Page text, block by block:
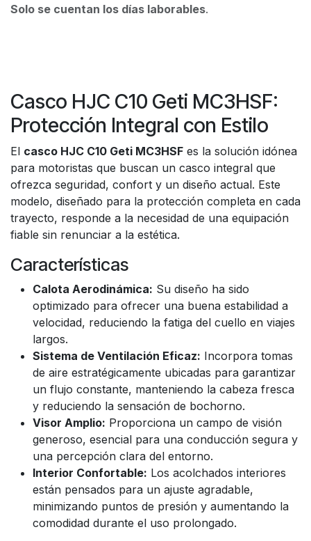
Solo se cuentan los días laborables.
Casco HJC C10 Geti MC3HSF:
Protección Integral con Estilo
El casco HJC C10 Geti MC3HSF es la solución idónea
para motoristas que buscan un casco integral que
ofrezca seguridad, confort y un diseño actual. Este
modelo, diseñado para la protección completa en cada
trayecto, responde a la necesidad de una equipación
fiable sin renunciar a la estética.
Características
Calota Aerodinámica: Su diseño ha sido
optimizado para ofrecer una buena estabilidad a
velocidad, reduciendo la fatiga del cuello en viajes
largos.
Sistema de Ventilación Eficaz: Incorpora tomas
de aire estratégicamente ubicadas para garantizar
un flujo constante, manteniendo la cabeza fresca
y reduciendo la sensación de bochorno.
Visor Amplio: Proporciona un campo de visión
generoso, esencial para una conducción segura y
una percepción clara del entorno.
Interior Confortable: Los acolchados interiores
están pensados para un ajuste agradable,
minimizando puntos de presión y aumentando la
comodidad durante el uso prolongado.